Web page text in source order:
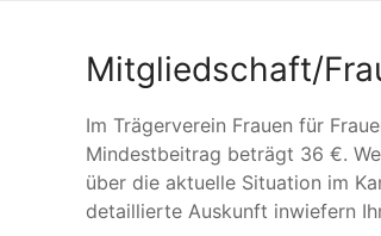
Mitgliedschaft/
Im Trägerverein Frauen für
Mindestbeitrag beträgt 36 €.
über die aktuelle Situation im
detaillierte Auskunft inwiefern